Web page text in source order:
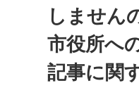
しません
市役所へ
記事に関